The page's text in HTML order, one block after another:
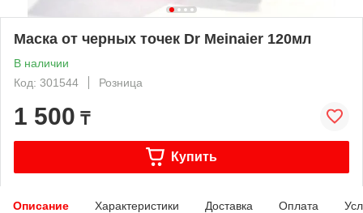
Маска от черных точек Dr Meinaier 120мл
В наличии
Код: 301544
Розница
1 500 ₸
Купить
Описание Характеристики Доставка Оплата